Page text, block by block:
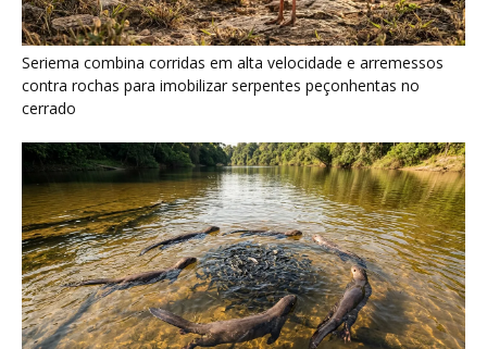
Ariranha sincroniza caça coletiva com vocalização subaquática
e cerca cardumes em rios rasos da Amazônia